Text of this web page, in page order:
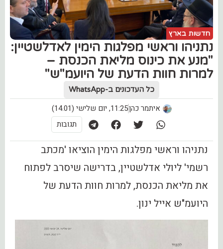
חדשות בארץ
נתניהו וראשי מפלגות הימין לאדלשטיין:
"מנע את כינוס מליאת הכנסת –
למרות חוות הדעת של היועמ"ש"
כל העדכונים ב-WhatsApp
איתמר כהן11:25, יום שלישי (14.01)
תגובות
נתניהו וראשי מפלגות הימין הוציאו 'מכתב
רשמי' ליולי אדלשטיין, בדרישה שיסרב לפתוח
את מליאת הכנסת, למרות חוות הדעת של
היועמ"ש אייל ינון.